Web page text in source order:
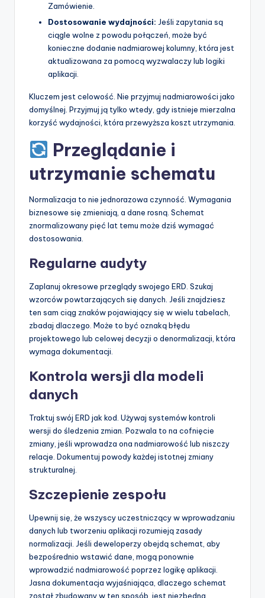
Zamówienie.
Dostosowanie wydajności: Jeśli zapytania są
ciągle wolne z powodu połączeń, może być
konieczne dodanie nadmiarowej kolumny, która jest
aktualizowana za pomocą wyzwalaczy lub logiki
aplikacji.
Kluczem jest celowość. Nie przyjmuj nadmiarowości jako
domyślnej. Przyjmuj ją tylko wtedy, gdy istnieje mierzalna
korzyść wydajności, która przewyższa koszt utrzymania.
Przeglądanie i
utrzymanie schematu
Normalizacja to nie jednorazowa czynność. Wymagania
biznesowe się zmieniają, a dane rosną. Schemat
znormalizowany pięć lat temu może dziś wymagać
dostosowania.
Regularne audyty
Zaplanuj okresowe przeglądy swojego ERD. Szukaj
wzorców powtarzających się danych. Jeśli znajdziesz
ten sam ciąg znaków pojawiający się w wielu tabelach,
zbadaj dlaczego. Może to być oznaką błędu
projektowego lub celowej decyzji o denormalizacji, która
wymaga dokumentacji.
Kontrola wersji dla modeli
danych
Traktuj swój ERD jak kod. Używaj systemów kontroli
wersji do śledzenia zmian. Pozwala to na cofnięcie
zmiany, jeśli wprowadza ona nadmiarowość lub niszczy
relacje. Dokumentuj powody każdej istotnej zmiany
strukturalnej.
Szczepienie zespołu
Upewnij się, że wszyscy uczestniczący w wprowadzaniu
danych lub tworzeniu aplikacji rozumieją zasady
normalizacji. Jeśli deweloperzy obejdą schemat, aby
bezpośrednio wstawić dane, mogą ponownie
wprowadzić nadmiarowość poprzez logikę aplikacji.
Jasna dokumentacja wyjaśniająca, dlaczego schemat
został zbudowany w ten sposób, jest niezbędna.